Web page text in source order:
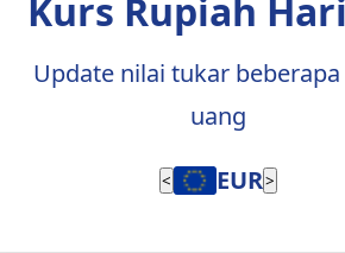
Kurs Rupiah
Update nilai tukar
uang
< EUR>